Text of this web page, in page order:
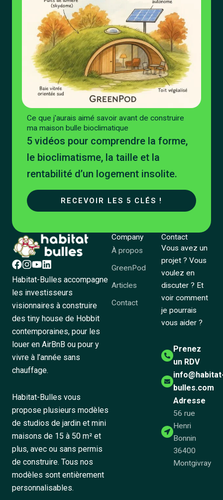
Ce que j'aurais aimé savoir avant de construire
ma maison bulle bioclimatique
5 vidéos pour comprendre la forme,
le bioclimatisme, la taille et la
rentabilité d’un logement insolite.
RECEVOIR LES 5 CLÉS !
Habitat-Bulles accompagne
les investisseurs
visionnaires à construire
des tiny house de Hobbit
contemporaines, pour les
louer en AirBnB ou pour y
vivre à l’année sans
chauffage.
Habitat-Bulles vous
propose plusieurs modèles
de studios de jardin et mini
maisons de 15 à 50 m² et
plus, avec ou sans permis
de construire. Tous nos
modèles sont entièrement
personnalisables.
Company
À propos
GreenPod
Articles
Contact
Contact
Vous avez un
projet ? Vous
voulez en
discuter ? Et
voir comment
je pourrais
vous aider ?
Prenez
un RDV
bulles.com
Adresse
56 rue
Henri
Bonnin
36400
Montgivray